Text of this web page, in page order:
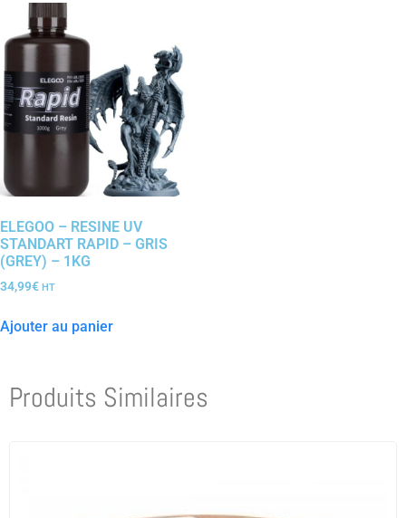
ELEGOO – RESINE UV
STANDART RAPID – GRIS
(GREY) – 1KG
34,99€ HT
Ajouter au panier
Produits Similaires